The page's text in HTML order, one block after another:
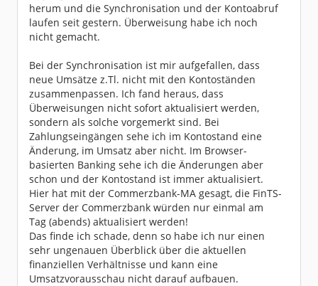
herum und die Synchronisation und der Kontoabruf
laufen seit gestern. Überweisung habe ich noch
nicht gemacht.
Bei der Synchronisation ist mir aufgefallen, dass
neue Umsätze z.Tl. nicht mit den Kontoständen
zusammenpassen. Ich fand heraus, dass
Überweisungen nicht sofort aktualisiert werden,
sondern als solche vorgemerkt sind. Bei
Zahlungseingängen sehe ich im Kontostand eine
Änderung, im Umsatz aber nicht. Im Browser-
basierten Banking sehe ich die Änderungen aber
schon und der Kontostand ist immer aktualisiert.
Hier hat mit der Commerzbank-MA gesagt, die FinTS-
Server der Commerzbank würden nur einmal am
Tag (abends) aktualisiert werden!
Das finde ich schade, denn so habe ich nur einen
sehr ungenauen Überblick über die aktuellen
finanziellen Verhältnisse und kann eine
Umsatzvorausschau nicht darauf aufbauen.